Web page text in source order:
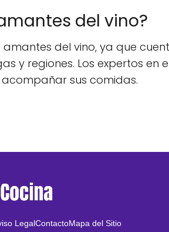
del vino?
del vino, ya que
y regiones. Los expertos
sus comidas.
LegalContactoMapa del Sitio